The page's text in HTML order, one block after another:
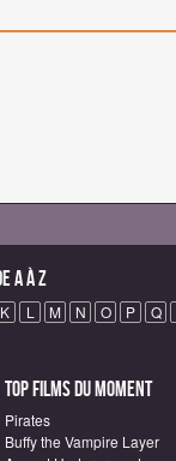
A à Z
K L M N O P Q
Top Films du moment
Pirates
Buffy the Vampire Layer